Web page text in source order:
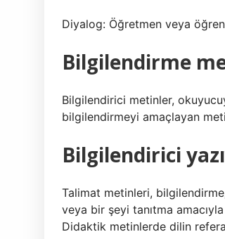
Diyalog: Öğretmen veya
Bilgilendirme
Bilgilendirici metinler,
bilgilendirmeyi amaçlayan
Bilgilendirici
Talimat metinleri,
veya bir şeyi tanıtma
Didaktik metinlerde dilin